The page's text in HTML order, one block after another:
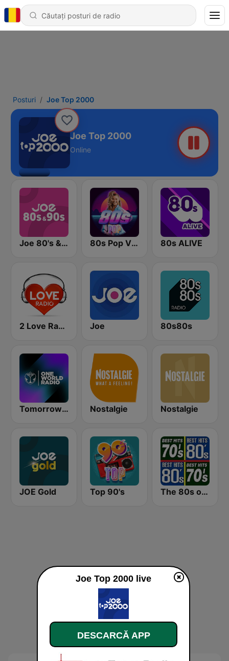
Posturi Joe Top 2000
Joe Top 2000
Online
Joe 80's & 90's 80s Pop Vibes 80s ALIVE
2 Love Radio Joe 80s80s
Tomorrowland One World Radio UK Nostalgie Nostalgie
JOE Gold Top 90's The 80s on the 80s
Joe Top 2000 live
DESCARCĂ APP